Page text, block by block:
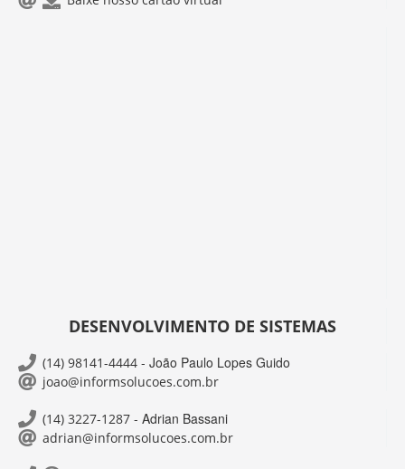
DESENVOLVIMENTO DE SISTEMAS
(14) 98141-4444 - João Paulo Lopes Guido
joao@informsolucoes.com.br
(14) 3227-1287 - Adrian Bassani
adrian@informsolucoes.com.br